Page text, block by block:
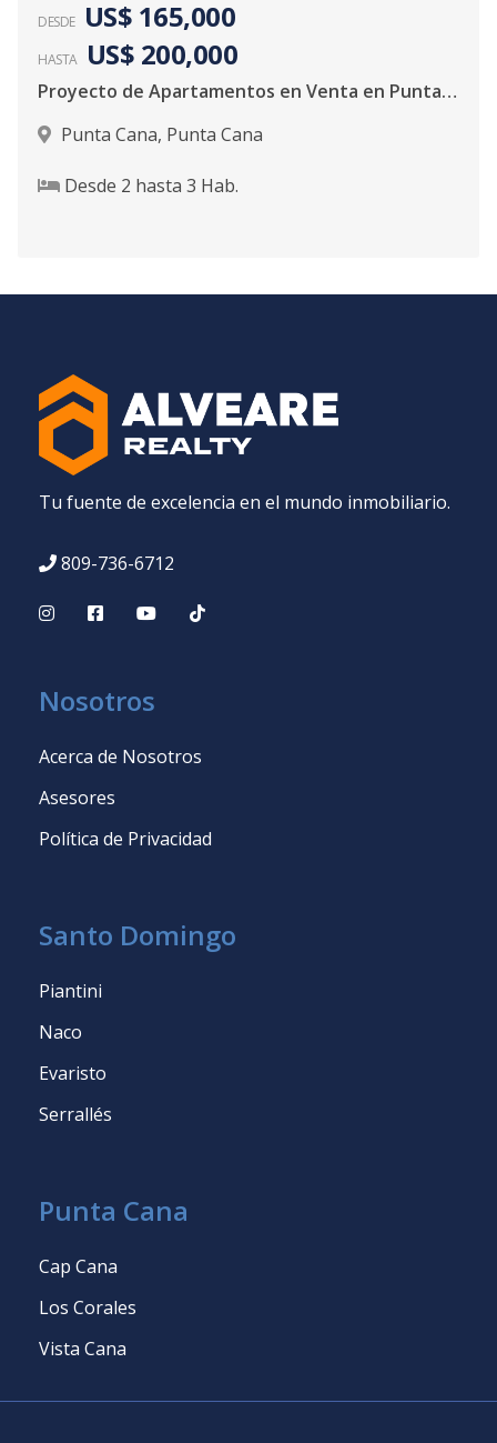
DESDE US$ 165,000
HASTA US$ 200,000
Proyecto de Apartamentos en Venta en Punta Cana
Punta Cana, Punta Cana
Desde 2 hasta 3 Hab.
Tu fuente de excelencia en el mundo inmobiliario.
809-736-6712
Nosotros
Acerca de Nosotros
Asesores
Política de Privacidad
Santo Domingo
Piantini
Naco
Evaristo
Serrallés
Punta Cana
Cap Cana
Los Corales
Vista Cana